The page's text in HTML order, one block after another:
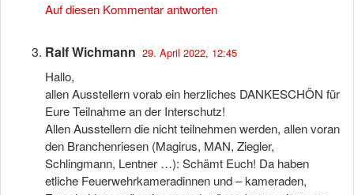
Auf diesen Kommentar antworten
Ralf Wichmann 29. April 2022, 12:45
Hallo,
allen Ausstellern vorab ein herzliches DANKESCHÖN für
Eure Teilnahme an der Interschutz!
Allen Ausstellern die nicht teilnehmen werden, allen voran
den Branchenriesen (Magirus, MAN, Ziegler,
Schlingmann, Lentner …): Schämt Euch! Da haben
etliche Feuerwehrkameradinnen und – kameraden,